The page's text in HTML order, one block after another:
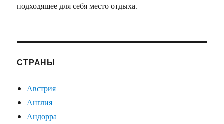
подходящее для себя место отдыха.
СТРАНЫ
Австрия
Англия
Андорра